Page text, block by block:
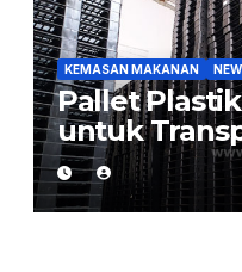
KEMASAN MAKANAN
Pallet
untuk
Flexible